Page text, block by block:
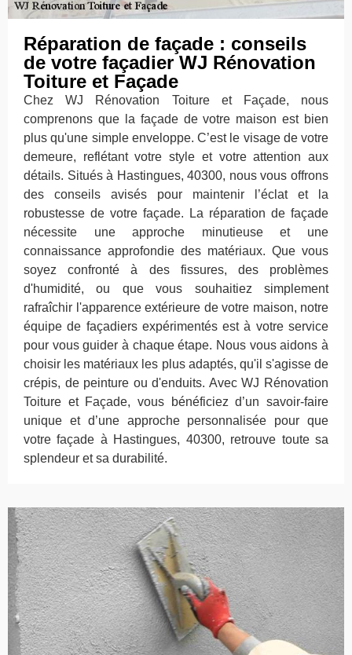
Réparation de façade : conseils
de votre façadier WJ Rénovation
Toiture et Façade
Chez WJ Rénovation Toiture et Façade, nous
comprenons que la façade de votre maison est bien
plus qu'une simple enveloppe. C’est le visage de votre
demeure, reflétant votre style et votre attention aux
détails. Situés à Hastingues, 40300, nous vous offrons
des conseils avisés pour maintenir l’éclat et la
robustesse de votre façade. La réparation de façade
nécessite une approche minutieuse et une
connaissance approfondie des matériaux. Que vous
soyez confronté à des fissures, des problèmes
d'humidité, ou que vous souhaitiez simplement
rafraîchir l'apparence extérieure de votre maison, notre
équipe de façadiers expérimentés est à votre service
pour vous guider à chaque étape. Nous vous aidons à
choisir les matériaux les plus adaptés, qu'il s'agisse de
crépis, de peinture ou d'enduits. Avec WJ Rénovation
Toiture et Façade, vous bénéficiez d’un savoir-faire
unique et d’une approche personnalisée pour que
votre façade à Hastingues, 40300, retrouve toute sa
splendeur et sa durabilité.